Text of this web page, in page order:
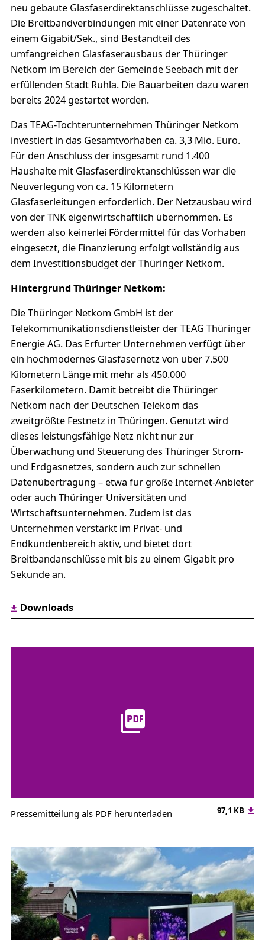
neu gebaute Glasfaserdirektanschlüsse zugeschaltet.
Die Breitbandverbindungen mit einer Datenrate von
einem Gigabit/Sek., sind Bestandteil des
umfangreichen Glasfaserausbaus der Thüringer
Netkom im Bereich der Gemeinde Seebach mit der
erfüllenden Stadt Ruhla. Die Bauarbeiten dazu waren
bereits 2024 gestartet worden.
Das TEAG-Tochterunternehmen Thüringer Netkom
investiert in das Gesamtvorhaben ca. 3,3 Mio. Euro.
Für den Anschluss der insgesamt rund 1.400
Haushalte mit Glasfaserdirektanschlüssen war die
Neuverlegung von ca. 15 Kilometern
Glasfaserleitungen erforderlich. Der Netzausbau wird
von der TNK eigenwirtschaftlich übernommen. Es
werden also keinerlei Fördermittel für das Vorhaben
eingesetzt, die Finanzierung erfolgt vollständig aus
dem Investitionsbudget der Thüringer Netkom.
Hintergrund Thüringer Netkom:
Die Thüringer Netkom GmbH ist der
Telekommunikationsdienstleister der TEAG Thüringer
Energie AG. Das Erfurter Unternehmen verfügt über
ein hochmodernes Glasfasernetz von über 7.500
Kilometern Länge mit mehr als 450.000
Faserkilometern. Damit betreibt die Thüringer
Netkom nach der Deutschen Telekom das
zweitgrößte Festnetz in Thüringen. Genutzt wird
dieses leistungsfähige Netz nicht nur zur
Überwachung und Steuerung des Thüringer Strom-
und Erdgasnetzes, sondern auch zur schnellen
Datenübertragung – etwa für große Internet-Anbieter
oder auch Thüringer Universitäten und
Wirtschaftsunternehmen. Zudem ist das
Unternehmen verstärkt im Privat- und
Endkundenbereich aktiv, und bietet dort
Breitbandanschlüsse mit bis zu einem Gigabit pro
Sekunde an.
Downloads
97,1 KB
Pressemitteilung als PDF herunterladen